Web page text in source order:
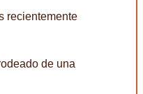
recientemente
de una